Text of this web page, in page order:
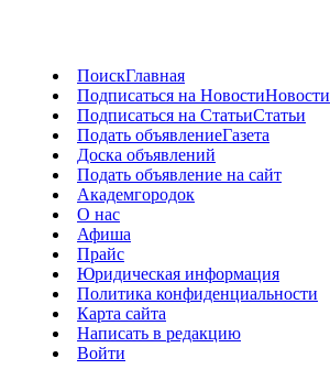
ПоискГлавная
Подписаться на НовостиНовости
Подписаться на СтатьиСтатьи
Подать объявлениеГазета
Доска объявлений
Подать объявление на сайт
Академгородок
О нас
Афиша
Прайс
Юридическая информация
Политика конфиденциальности
Карта сайта
Написать в редакцию
Войти